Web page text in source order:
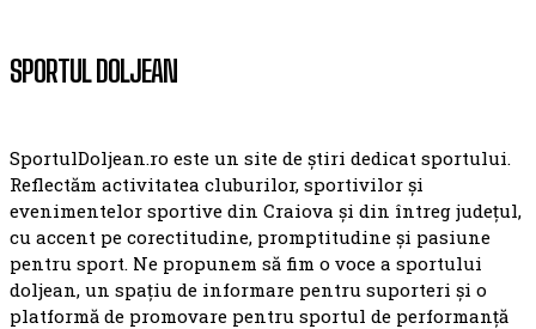
SPORTUL DOLJEAN
SportulDoljean.ro este un site de știri dedicat sportului.
Reflectăm activitatea cluburilor, sportivilor și
evenimentelor sportive din Craiova și din întreg județul,
cu accent pe corectitudine, promptitudine și pasiune
pentru sport. Ne propunem să fim o voce a sportului
doljean, un spațiu de informare pentru suporteri și o
platformă de promovare pentru sportul de performanță